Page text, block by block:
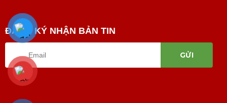
ĐĂNG KÝ NHẬN BẢN TIN